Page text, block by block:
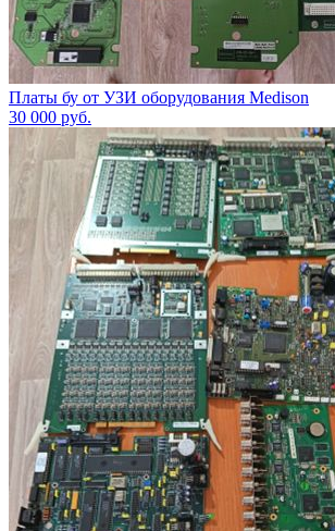
Платы бу от УЗИ оборудования Medison
30 000 руб.